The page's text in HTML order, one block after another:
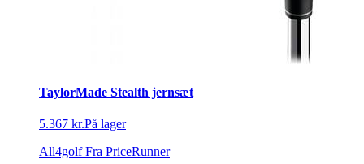
TaylorMade Stealth jernsæt
5.367 kr.På lager
All4golf Fra PriceRunner